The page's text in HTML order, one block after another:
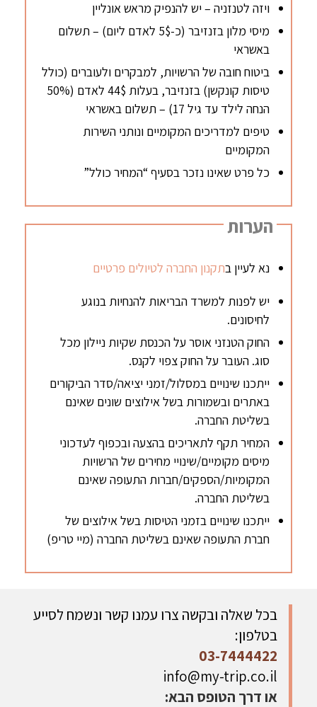
ויזה לטנזניה – יש להנפיק מראש אונליין
מיסי מלון בזנזיבר (כ-5$ לאדם ליום) – תשלום
באשראי
ביטוח חובה של הרשויות, למבקרים ולעוברים (כולל
טיסות קונקשן) בזנזיבר, בעלות 44$ לאדם (50%
הנחה לילד עד גיל 17) – תשלום באשראי
טיפים למדריכים המקומיים ונותני השירות
המקומיים
כל פרט שאינו נזכר בסעיף “המחיר כולל”
הערות
נא לעיין בתקנון החברה לטיולים פרטיים
יש לפנות למשרד הבריאות להנחיות בנוגע
לחיסונים.
החוק הטנזני אוסר על הכנסת שקיות ניילון מכל
סוג. העובר על החוק צפוי לקנס.
ייתכנו שינויים במסלול/זמני יציאה/סדר הביקורים
באתרים ובשמורות בשל אילוצים שונים שאינם
בשליטת החברה.
המחיר תקף לתאריכים בהצעה ובכפוף לעדכוני
מיסים מקומיים/שינויי מחירים של הרשויות
המקומיות/הספקים/חברות התעופה שאינם
בשליטת החברה.
ייתכנו שינויים בזמני הטיסות בשל אילוצים של
חברת התעופה שאינם בשליטת החברה (מיי טריפ)
בכל שאלה ובקשה צרו עמנו קשר ונשמח לסייע
בטלפון:
03-7444422
info@my-trip.co.il
או דרך הטופס הבא: